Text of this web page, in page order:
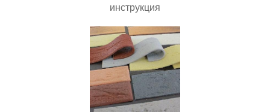
инструкция